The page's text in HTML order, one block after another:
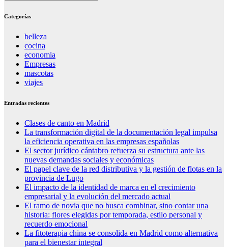
Categorías
belleza
cocina
economia
Empresas
mascotas
viajes
Entradas recientes
Clases de canto en Madrid
La transformación digital de la documentación legal impulsa
la eficiencia operativa en las empresas españolas
El sector jurídico cántabro refuerza su estructura ante las
nuevas demandas sociales y económicas
El papel clave de la red distributiva y la gestión de flotas en la
provincia de Lugo
El impacto de la identidad de marca en el crecimiento
empresarial y la evolución del mercado actual
El ramo de novia que no busca combinar, sino contar una
historia: flores elegidas por temporada, estilo personal y
recuerdo emocional
La fitoterapia china se consolida en Madrid como alternativa
para el bienestar integral